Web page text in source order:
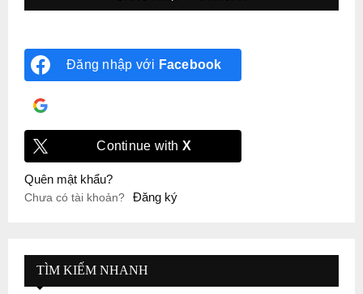
Đăng nhập với Facebook
Continue with X
Quên mật khẩu?
Chưa có tài khoản? Đăng ký
TÌM KIẾM NHANH